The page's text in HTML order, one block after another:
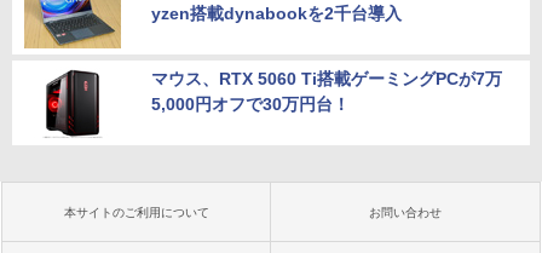
yzen搭載dynabookを2千台導入
マウス、RTX 5060 Ti搭載ゲーミングPCが7万
5,000円オフで30万円台！
本サイトのご利用について お問い合わせ